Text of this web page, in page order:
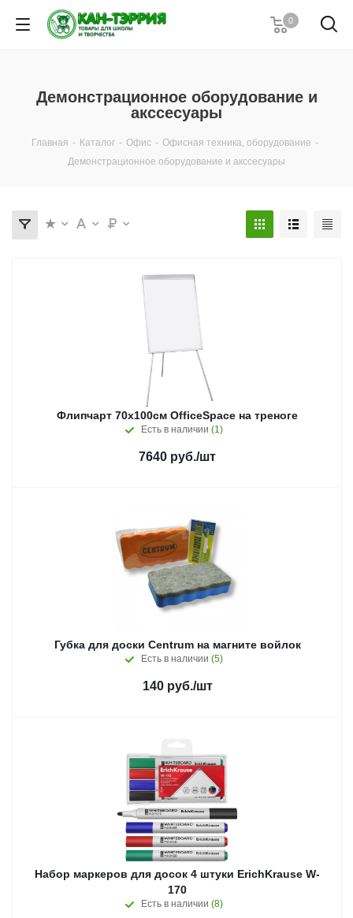
0
Демонстрационное оборудование и
акссесуары
Главная - Каталог - Офис - Офисная техника, оборудование -
Демонстрационное оборудование и акссесуары
Флипчарт 70х100см OfficeSpace на треноге
Есть в наличии (1)
7640 руб./шт
Губка для доски Сentrum на магните войлок
Есть в наличии (5)
140руб./шт
Набор маркеров для досок 4 штуки ErichKrause W-
170
Есть в наличии (8)